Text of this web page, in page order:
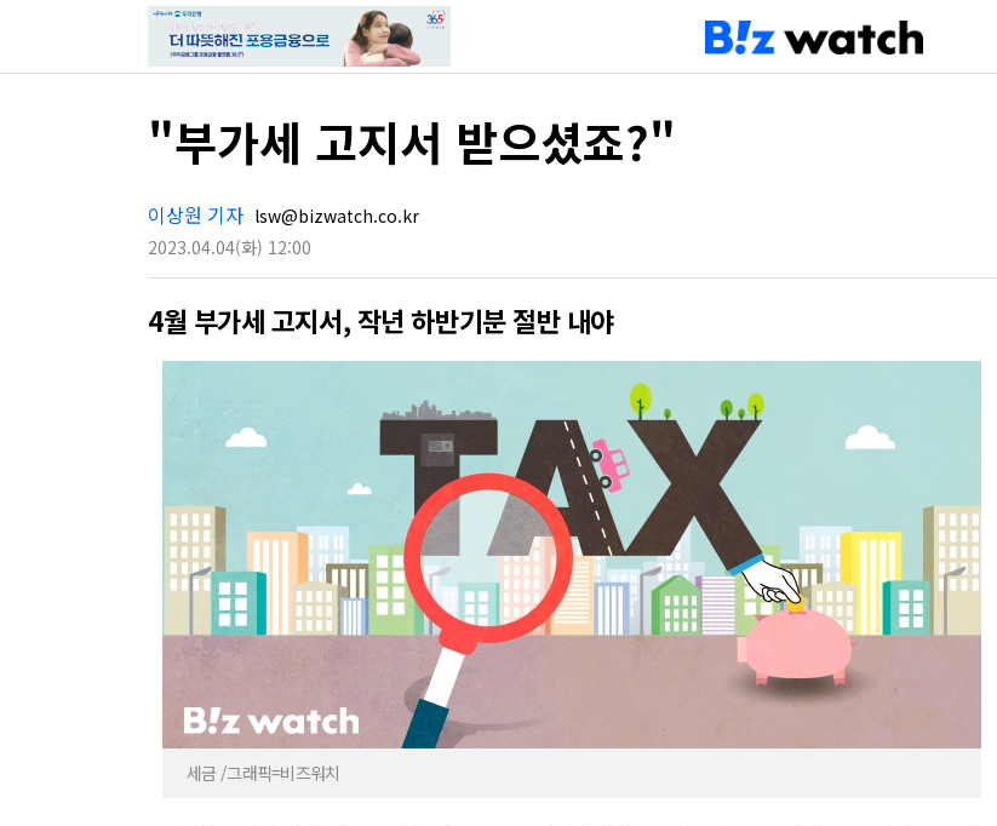
"부가세 고지서 받으셨죠?"
이상원 기자 lsw@bizwatch.co.kr
2023.04.04(화) 12:00
4월 부가세 고지서, 작년 하반기분 절반 내야
세금 /그래픽=비즈워치